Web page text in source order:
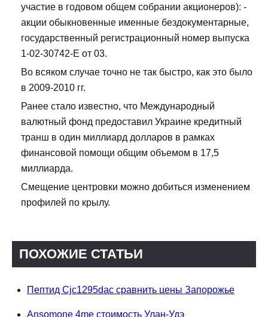
участие в годовом общем собрании акционеров): -
акции обыкновенные именные бездокументарные,
государственный регистрационный номер выпуска
1-02-30742-Е от 03.
Во всяком случае точно не так быстро, как это было
в 2009-2010 гг.
Ранее стало известно, что Международный
валютный фонд предоставил Украине кредитный
транш в один миллиард долларов в рамках
финансовой помощи общим объемом в 17,5
миллиарда.
Смещение центровки можно добиться изменением
профилей по крылу.
ПОХОЖИЕ СТАТЬИ
Пептид Cjc1295dac сравнить цены Запорожье
Ansomone 4me стоимость Улан-Удэ